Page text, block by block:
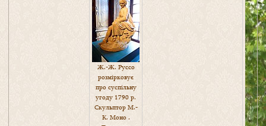
Ж.-Ж. Руссо
розмірковує
про суспільну
угоду 1790 р.
Скульптор М.-
К. Моно .